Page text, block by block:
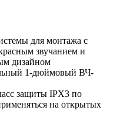
для монтажа с
звучанием и
дизайном
1-дюймовый ВЧ-
защиты IPX3 по
на открытых